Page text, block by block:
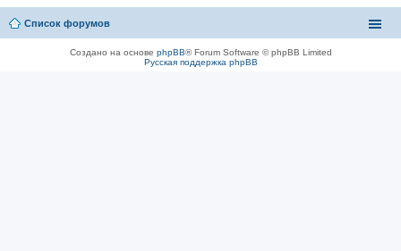
Список форумов
Создано на основе phpBB® Forum Software © phpBB Limited
Русская поддержка phpBB